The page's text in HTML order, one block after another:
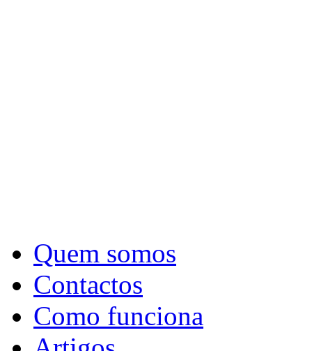
Quem somos
Contactos
Como funciona